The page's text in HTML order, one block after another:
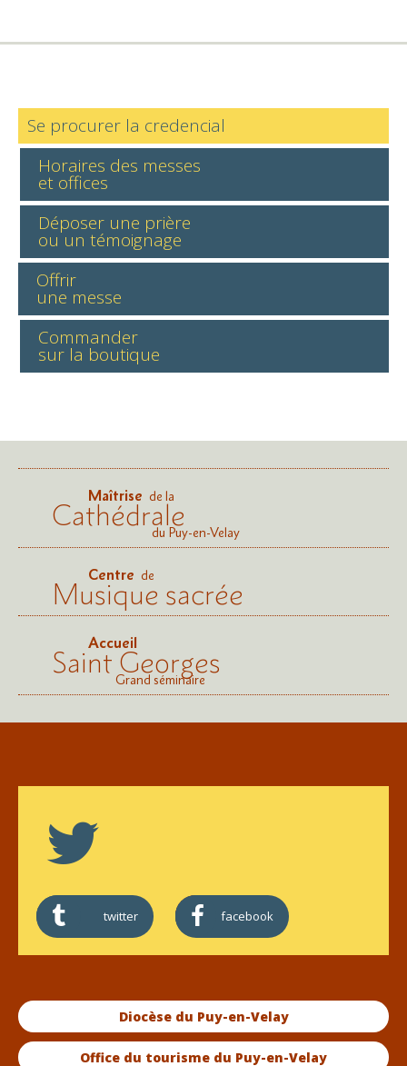
Se procurer la credencial
Horaires des messes
et offices
Déposer une prière
ou un témoignage
Offrir
une messe
Commander
sur la boutique
Maîtrise de la
Cathédraledu Puy-en-Velay
Centre de
Musique sacrée
Accueil
Saint Georges
Grand séminaire
twitter facebook
Diocèse du Puy-en-Velay
Office du tourisme du Puy-en-Velay